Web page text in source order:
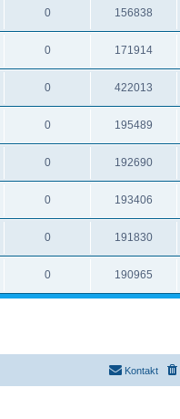
0 156838
0 171914
0 422013
0 195489
0 192690
0 193406
0 191830
0 190965
Kontakt